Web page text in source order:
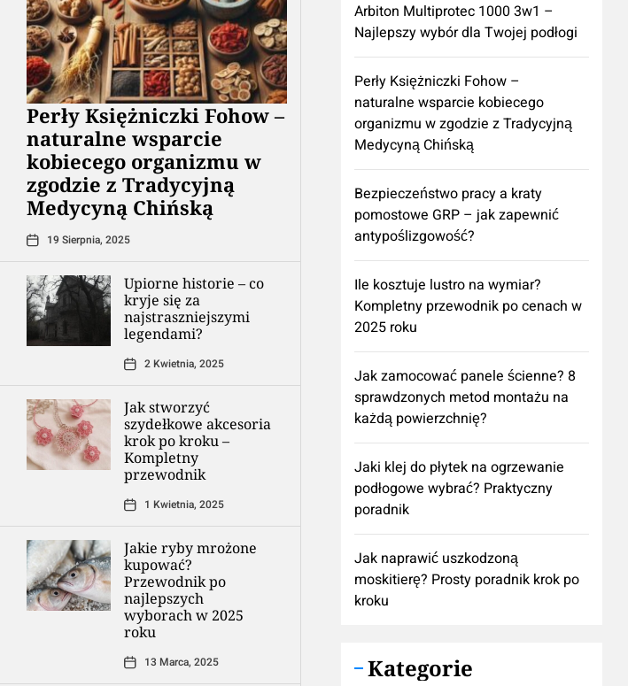
Perły Księżniczki Fohow –
naturalne wsparcie
kobiecego organizmu w
zgodzie z Tradycyjną
Medycyną Chińską
19 Sierpnia, 2025
Upiorne historie – co
kryje się za
najstraszniejszymi
legendami?
2 Kwietnia, 2025
Jak stworzyć
szydełkowe akcesoria
krok po kroku –
Kompletny
przewodnik
1 Kwietnia, 2025
Jakie ryby mrożone
kupować?
Przewodnik po
najlepszych
wyborach w 2025
roku
13 Marca, 2025
Arbiton Multiprotec 1000 3w1 –
Najlepszy wybór dla Twojej podłogi
Perły Księżniczki Fohow –
naturalne wsparcie kobiecego
organizmu w zgodzie z Tradycyjną
Medycyną Chińską
Bezpieczeństwo pracy a kraty
pomostowe GRP – jak zapewnić
antypoślizgowość?
Ile kosztuje lustro na wymiar?
Kompletny przewodnik po cenach w
2025 roku
Jak zamocować panele ścienne? 8
sprawdzonych metod montażu na
każdą powierzchnię?
Jaki klej do płytek na ogrzewanie
podłogowe wybrać? Praktyczny
poradnik
Jak naprawić uszkodzoną
moskitierę? Prosty poradnik krok po
kroku
Kategorie